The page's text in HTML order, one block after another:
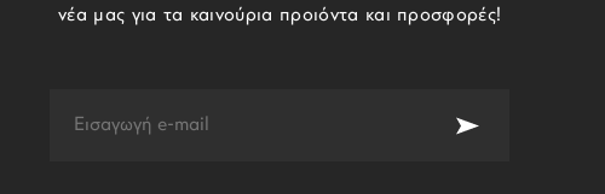
νέα μας για τα καινούρια προιόντα και προσφορές!